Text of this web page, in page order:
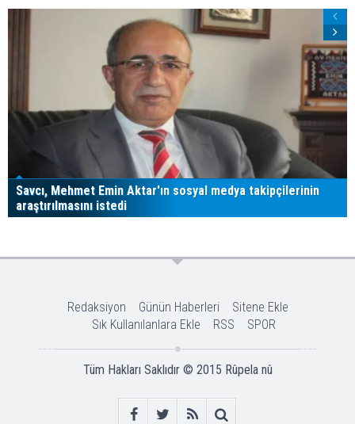
Savcı, Mehmet Emin Aktar'ın sosyal medya takipçilerinin
araştırılmasını istedi
Redaksiyon Günün Haberleri
Sitene Ekle
Sık Kullanılanlara Ekle
RSS SPOR
Tüm Hakları Saklıdır © 2015 Rûpela nû